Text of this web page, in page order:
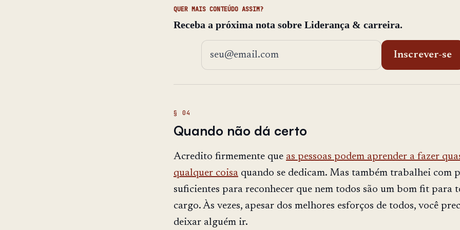
QUER MAIS CONTEÚDO ASSIM?
Receba a próxima nota sobre Liderança & carreira.
Endereço de email
Inscrever-se
Quando não dá certo
Acredito firmemente que as pessoas podem aprender a fazer
qualquer coisa quando se dedicam. Mas também trabalhei com
suficientes para reconhecer que nem todos são um bom fit para
cargo. Às vezes, apesar dos melhores esforços de todos, você
deixar alguém ir.